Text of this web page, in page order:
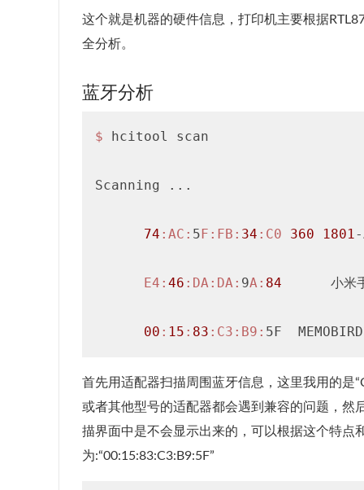
这个就是机器的硬件信息，打印机主要根据
全分析。
蓝牙分析
$ hcitool scan
Scanning ...
74 :AC : 5F: FB: 34 :C0 360 1801-
E4: 46 :DA:DA: 9A: 84 小米手
00 : 15 : 83 :C3 :B9 : 5F
首先用适配器扫描周围蓝牙信息，这里我用的是
或者其他型号的适配器都会遇到兼容的问题，然
描界面中是不会显示出来的，可以根据这个特点
为:“00:15:83:C3:B9:5F”